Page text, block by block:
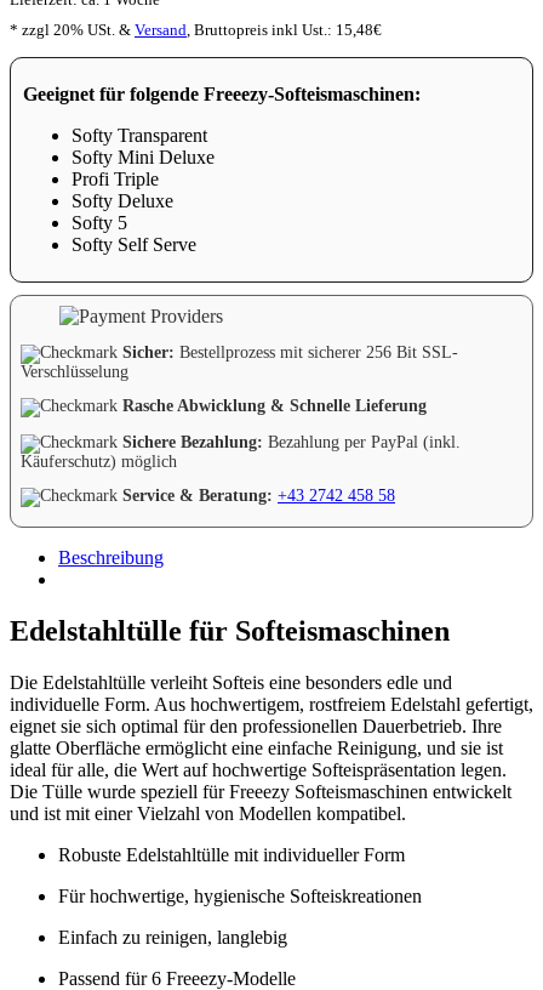
* zzgl 20% USt. & Versand Bruttopreis inkl Ust.: 15,48€
Geeignet für folgende Freeezy-Softeismaschinen:
Softy Transparent
Softy Mini Deluxe
Profi Triple
Softy Deluxe
Softy 5
Softy Self Serve
Sicher: Bestellprozess mit sicherer 256 Bit SSL-
Verschlüsselung
Rasche Abwicklung & Schnelle Lieferung
Sichere Bezahlung: Bezahlung per PayPal (inkl.
Käuferschutz) möglich
Service & Beratung: +43 2742 458 58
Beschreibung
Edelstahltülle für Softeismaschinen
Die Edelstahltülle verleiht Softeis eine besonders edle und
individuelle Form. Aus hochwertigem, rostfreiem Edelstahl gefertigt,
eignet sie sich optimal für den professionellen Dauerbetrieb. Ihre
glatte Oberfläche ermöglicht eine einfache Reinigung, und sie ist
ideal für alle, die Wert auf hochwertige Softeispräsentation legen.
Die Tülle wurde speziell für Freeezy Softeismaschinen entwickelt
und ist mit einer Vielzahl von Modellen kompatibel.
Robuste Edelstahltülle mit individueller Form
Für hochwertige, hygienische Softeiskreationen
Einfach zu reinigen, langlebig
Passend für 6 Freeezy-Modelle